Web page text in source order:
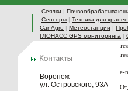
Сеялки |
Сенсоры | Техника для
CanAgro | Метеостанции |
ГЛОНАСС GPS мониторинга |
Воронеж
ул. Островского, 93А
e-